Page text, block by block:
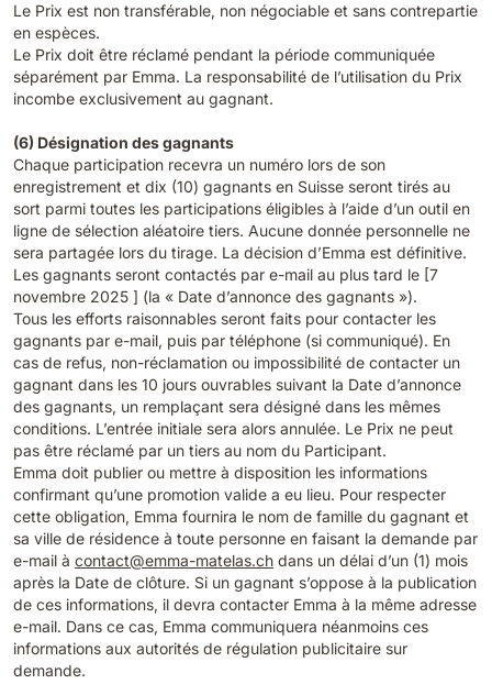
Le Prix est non transférable, non négociable et sans contrepartie
en espèces.
Le Prix doit être réclamé pendant la période communiquée
séparément par Emma. La responsabilité de l’utilisation du Prix
incombe exclusivement au gagnant.
(6) Désignation des gagnants
Chaque participation recevra un numéro lors de son
enregistrement et dix (10) gagnants en Suisse seront tirés au
sort parmi toutes les participations éligibles à l’aide d’un outil en
ligne de sélection aléatoire tiers. Aucune donnée personnelle ne
sera partagée lors du tirage. La décision d’Emma est définitive.
Les gagnants seront contactés par e-mail au plus tard le [7
novembre 2025 ] (la « Date d’annonce des gagnants »).
Tous les efforts raisonnables seront faits pour contacter les
gagnants par e-mail, puis par téléphone (si communiqué). En
cas de refus, non-réclamation ou impossibilité de contacter un
gagnant dans les 10 jours ouvrables suivant la Date d’annonce
des gagnants, un remplaçant sera désigné dans les mêmes
conditions. L’entrée initiale sera alors annulée. Le Prix ne peut
pas être réclamé par un tiers au nom du Participant.
Emma doit publier ou mettre à disposition les informations
confirmant qu’une promotion valide a eu lieu. Pour respecter
cette obligation, Emma fournira le nom de famille du gagnant et
sa ville de résidence à toute personne en faisant la demande par
e-mail à contact@emma-matelas.ch dans un délai d’un (1) mois
après la Date de clôture. Si un gagnant s’oppose à la publication
de ces informations, il devra contacter Emma à la même adresse
e-mail. Dans ce cas, Emma communiquera néanmoins ces
informations aux autorités de régulation publicitaire sur
demande.